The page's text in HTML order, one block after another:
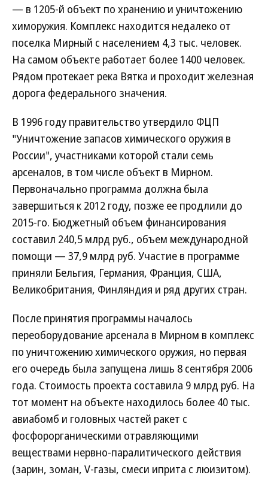
— в 1205-й объект по хранению и уничтожению
химоружия. Комплекс находится недалеко от
поселка Мирный с населением 4,3 тыс. человек.
На самом объекте работает более 1400 человек.
Рядом протекает река Вятка и проходит железная
дорога федерального значения.
В 1996 году правительство утвердило ФЦП
"Уничтожение запасов химического оружия в
России", участниками которой стали семь
арсеналов, в том числе объект в Мирном.
Первоначально программа должна была
завершиться к 2012 году, позже ее продлили до
2015-го. Бюджетный объем финансирования
составил 240,5 млрд руб., объем международной
помощи — 37,9 млрд руб. Участие в программе
приняли Бельгия, Германия, Франция, США,
Великобритания, Финляндия и ряд других стран.
После принятия программы началось
переоборудование арсенала в Мирном в комплекс
по уничтожению химического оружия, но первая
его очередь была запущена лишь 8 сентября 2006
года. Стоимость проекта составила 9 млрд руб. На
тот момент на объекте находилось более 40 тыс.
авиабомб и головных частей ракет с
фосфорорганическими отравляющими
веществами нервно-паралитического действия
(зарин, зоман, V-газы, смеси иприта с люизитом).